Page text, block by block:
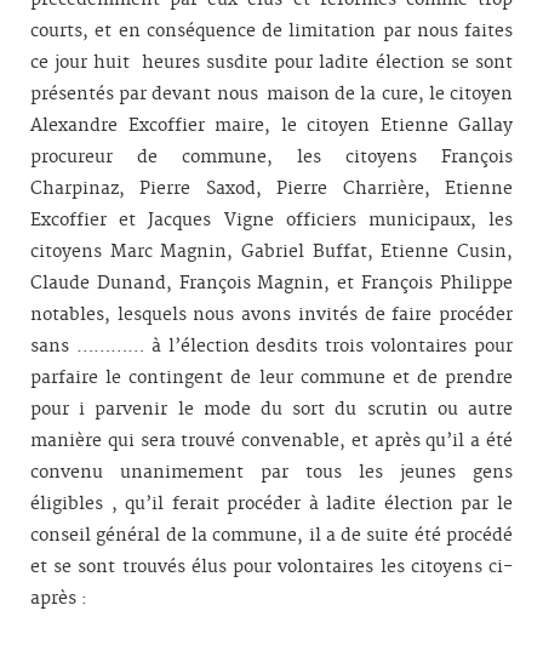
courts, et en conséquence de limitation par nous faites
ce jour huit heures susdite pour ladite élection se sont
présentés par devant nous maison de la cure, le citoyen
Alexandre Excoffier maire, le citoyen Etienne Gallay
procureur de commune, les citoyens François
Charpinaz, Pierre Saxod, Pierre Charrière, Etienne
Excoffier et Jacques Vigne officiers municipaux, les
citoyens Marc Magnin, Gabriel Buffat, Etienne Cusin,
Claude Dunand, François Magnin, et François Philippe
notables, lesquels nous avons invités de faire procéder
sans ………… à l’élection desdits trois volontaires pour
parfaire le contingent de leur commune et de prendre
pour i parvenir le mode du sort du scrutin ou autre
manière qui sera trouvé convenable, et après qu’il a été
convenu unanimement par tous les jeunes gens
éligibles , qu’il ferait procéder à ladite élection par le
conseil général de la commune, il a de suite été procédé
et se sont trouvés élus pour volontaires les citoyens ci-
après :